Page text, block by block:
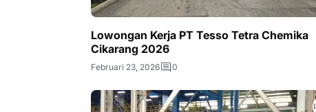
Lowongan Kerja PT Tesso Tetra Chemika
Cikarang 2026
Februari 23, 2026 0